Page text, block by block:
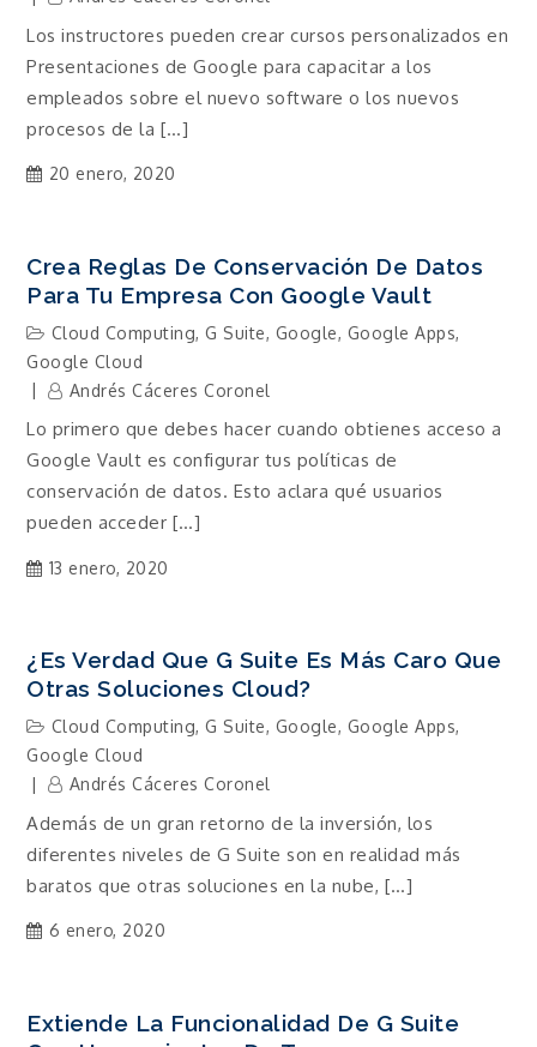
Los instructores pueden crear cursos personalizados en
Presentaciones de Google para capacitar a los
empleados sobre el nuevo software o los nuevos
procesos de la […]
20 enero, 2020
Crea Reglas De Conservación De Datos
Para Tu Empresa Con Google Vault
Cloud Computing,G Suite, Google, Google Apps,
Google Cloud
Andrés Cáceres Coronel
Lo primero que debes hacer cuando obtienes acceso a
Google Vault es configurar tus políticas de
conservación de datos. Esto aclara qué usuarios
pueden acceder […]
13 enero, 2020
¿Es Verdad Que G Suite Es Más Caro Que
Otras Soluciones Cloud?
Cloud Computing,G Suite, Google, Google Apps,
Google Cloud
Andrés Cáceres Coronel
Además de un gran retorno de la inversión, los
diferentes niveles de G Suite son en realidad más
baratos que otras soluciones en la nube, […]
6 enero, 2020
Extiende La Funcionalidad De G Suite